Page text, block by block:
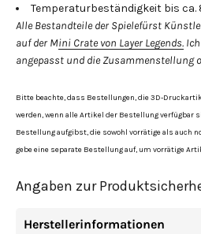
Temperaturbeständigkeit bis ca.
Alle Bestandteile der Spielefürst
auf der Mini Crate von Layer Legends.
angepasst und die Zusammenstellung
Bitte beachte, dass Bestellungen, die 3D-
werden, wenn alle Artikel der Bestellung verfügbar
Bestellung aufgibst, die sowohl vorrätige als auch
gebe eine separate Bestellung auf, um vorrätige
Angaben zur
Herstellerinformationen